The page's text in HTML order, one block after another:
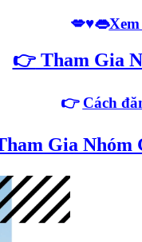
💋♥️👄
👉Tham Gia
👉 Cách
Gia Nhóm